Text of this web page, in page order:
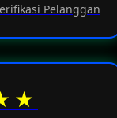
Pelanggan